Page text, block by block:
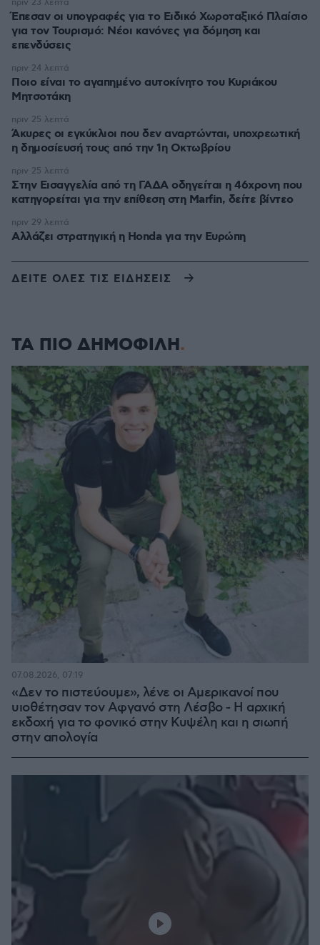
Έπεσαν οι υπογραφές για το Ειδικό Χωροταξικό Πλαίσιο
για τον Τουρισμό: Νέοι κανόνες για δόμηση και
επενδύσεις
πριν 23 λεπτά
Ποιο είναι το αγαπημένο αυτοκίνητο του Κυριάκου
Μητσοτάκη
πριν 24 λεπτά
Άκυρες οι εγκύκλιοι που δεν αναρτώνται, υποχρεωτική
η δημοσίευσή τους από την 1η Οκτωβρίου
πριν 25 λεπτά
Στην Εισαγγελία από τη ΓΑΔΑ οδηγείται η 46χρονη που
κατηγορείται για την επίθεση στη Marfin, δείτε βίντεο
πριν 25 λεπτά
Αλλάζει στρατηγική η Honda για την Ευρώπη
πριν 29 λεπτά
ΔΕΙΤΕ ΟΛΕΣ ΤΙΣ ΕΙΔΗΣΕΙΣ
ΤΑ ΠΙΟ ΔΗΜΟΦΙΛΗ
«Δεν το πιστεύουμε», λένε οι Αμερικανοί που
υιοθέτησαν τον Αφγανό στη Λέσβο - Η αρχική
εκδοχή για το φονικό στην Κυψέλη και η σιωπή
στην απολογία
07.08.2026, 07:19